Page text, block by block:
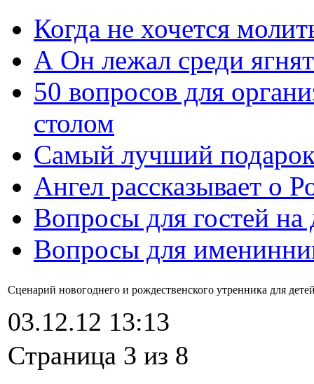
Когда не хочется
А Он лежал среди ягнят
50 вопросов для
столом
Самый лучший
Ангел рассказывает о
Вопросы для гостей
Вопросы для
Сценарий новогоднего и рождественского утренника для
03.12.12 13:13
Cтраница 3 из 8